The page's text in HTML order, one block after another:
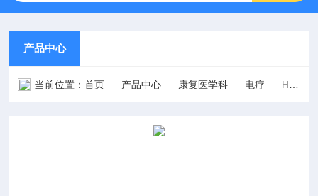
产品中心
当前位置：首页 产品中心 康复医学科 电疗 HYJ-III型微波治疗机